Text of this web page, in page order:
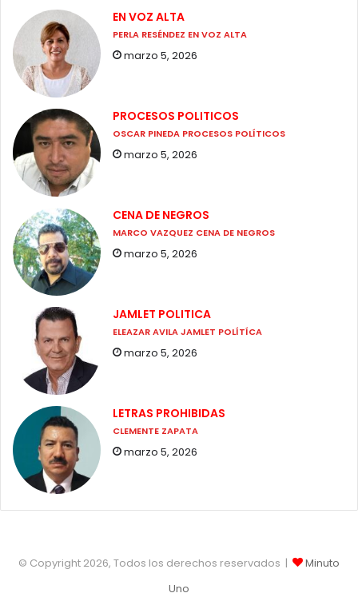
EN VOZ ALTA
PERLA RESÉNDEZ EN VOZ ALTA
marzo 5, 2026
PROCESOS POLITICOS
OSCAR PINEDA PROCESOS POLÍTICOS
marzo 5, 2026
CENA DE NEGROS
MARCO VAZQUEZ CENA DE NEGROS
marzo 5, 2026
JAMLET POLITICA
ELEAZAR AVILA JAMLET POLÍTÍCA
marzo 5, 2026
LETRAS PROHIBIDAS
CLEMENTE ZAPATA
marzo 5, 2026
© Copyright 2026, Todos los derechos reservados |
Minuto
Uno